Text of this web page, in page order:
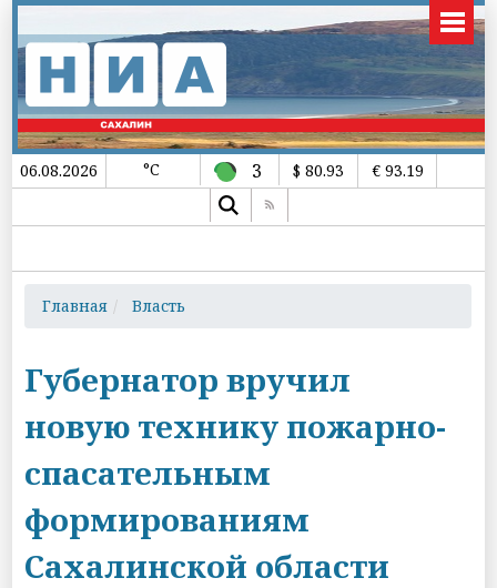
06.08.2026 °C 3 $ 80.93 € 93.19
Главная Власть
Губернатор вручил
новую технику пожарно-
спасательным
формированиям
Сахалинской области